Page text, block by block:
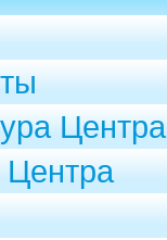
Центра
Центра